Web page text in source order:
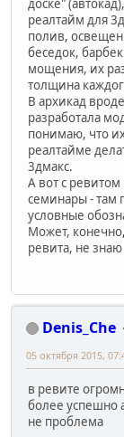
доске"
реалтайм для
полив,
беседок,
мощения, их
толщина
В архикад
разработала
понимаю, что
реалтайме
3дмакс.
А вот с ревитом
семинары - там
условные
Может,
ревита, не
Denis_Che
05 октября 2015,
в ревите
более успешно
не проблема